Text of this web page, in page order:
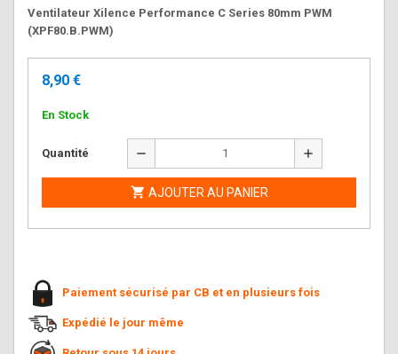
Ventilateur Xilence Performance C Series 80mm PWM
(XPF80.B.PWM)
8,90 €
En Stock
Quantité remove add
 AJOUTER AU PANIER
Paiement sécurisé par CB et en plusieurs fois
Expédié le jour même